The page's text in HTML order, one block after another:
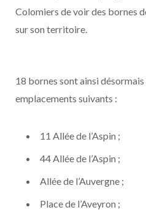
Colomiers de voir des bornes
sur son territoire.
18 bornes sont ainsi
emplacements suivants :
11 Allée de l’Aspin ;
44 Allée de l’Aspin ;
Allée de l’Auvergne ;
Place de l’Aveyron ;